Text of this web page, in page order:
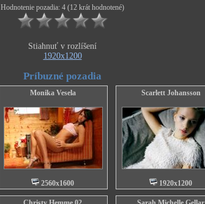
Hodnotenie pozadia: 4 (12 krát hodnotené)
Stiahnuť v rozlíšení
1920x1200
Príbuzné pozadia
Monika Vesela
2560x1600
Scarlett Johansson
1920x1200